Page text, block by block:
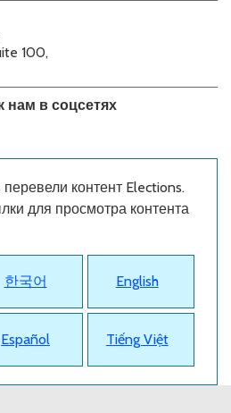
100,
нам в соцсетях
контент Elections.
для просмотра контента
한국어 English
Español Tiếng Việt